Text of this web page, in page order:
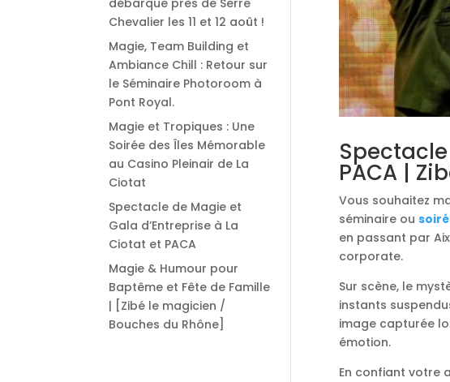
débarque près de Serre
Chevalier les 11 et 12 août !
Magie, Team Building et
Ambiance Chill : Retour sur
le Séminaire Photoroom à
Pont Royal.
Magie et Tropiques : Une
Soirée des Îles Mémorable
au Casino Pleinair de La
Ciotat
Spectacle de Magie et
Gala d’Entreprise à La
Ciotat et PACA
Magie & Humour pour
Baptême et Fête de Famille
| [Zibé le magicien /
Bouches du Rhône]
PACA |
Vous souhaitez
séminaire ou
en passant par
corporate.
Sur scène, le
instants
image capturée
émotion.
En confiant votre